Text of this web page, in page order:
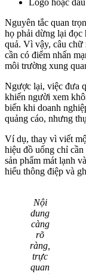
Nguyên tắc quan
họ phải dừng lại đọc
quả. Vì vậy, câu chữ
cần có điểm nhấn
môi trường xung
Ngược lại, việc đưa
khiến người xem
biến khi doanh
quảng cáo, nhưng
Ví dụ, thay vì viết
hiệu đồ uống chỉ
sản phẩm mát lạnh
hiểu thông điệp và
Nội
dung
càng
rõ
ràng,
trực
quan